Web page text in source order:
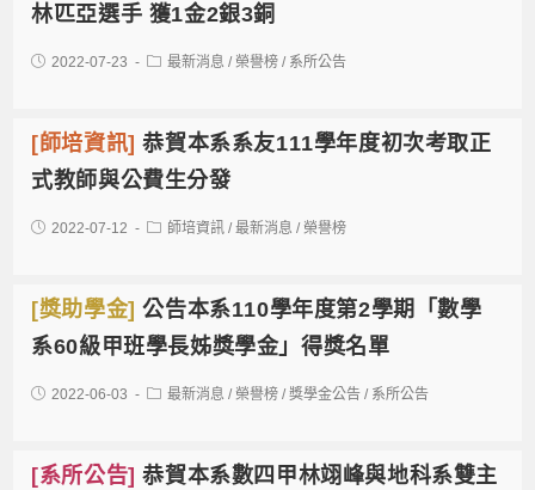
林匹亞選手 獲1金2銀3銅
2022-07-23 最新消息 / 榮譽榜 / 系所公告
[師培資訊]恭賀本系系友111學年度初次考取正
式教師與公費生分發
2022-07-12 師培資訊 / 最新消息 / 榮譽榜
[獎助學金]公告本系110學年度第2學期「數學
系60級甲班學長姊獎學金」得獎名單
2022-06-03 最新消息 / 榮譽榜 / 獎學金公告 / 系所公告
[系所公告]恭賀本系數四甲林翊峰與地科系雙主